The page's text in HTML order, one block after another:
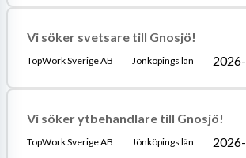
Vi söker svetsare till Gnosjö!
TopWork Sverige AB Jönköpings län
Vi söker ytbehandlare till Gnosjö!
TopWork Sverige AB Jönköpings län